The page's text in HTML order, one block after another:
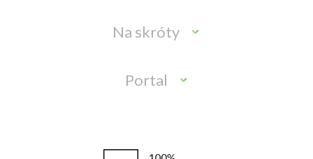
Na skróty
Portal